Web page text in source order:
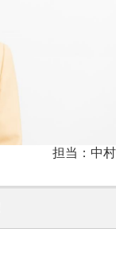
担当：中村